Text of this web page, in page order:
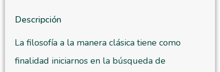
Descripción
La filosofía a la manera clásica tiene como
finalidad iniciarnos en la búsqueda de